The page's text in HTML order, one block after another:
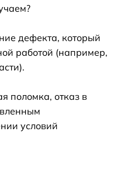
дефекта, который
работой (например,
поломка, отказ в
условий